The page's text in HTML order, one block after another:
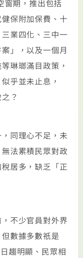
窗期，推出包括
保附加保費、十
業四化、三中一
」，以及一個月
琳瑯滿目政策，
乎並未止息，
？
同理心不足，未
法累積民眾對政
居多，缺乏「正
不少官員對外界
數據多數祇是
趨明顯、民眾相